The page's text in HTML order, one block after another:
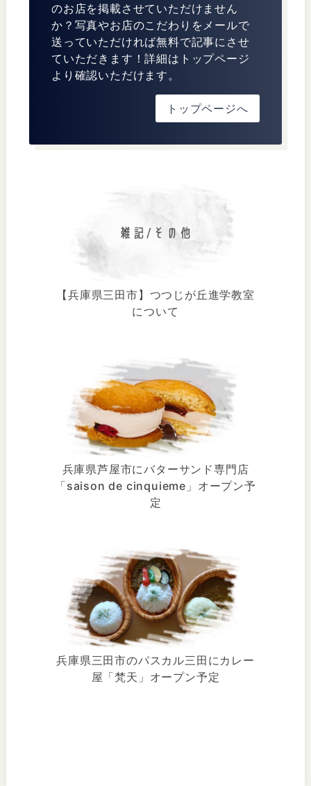
のお店を掲載させていただけません
か？写真やお店のこだわりをメールで
送っていただければ無料で記事にさせ
ていただきます！詳細はトップページ
より確認いただけます。
トップページへ
【兵庫県三田市】つつじが丘進学教室
について
兵庫県芦屋市にバターサンド専門店
「saison de cinquieme」オープン予
定
兵庫県三田市のパスカル三田にカレー
屋「梵天」オープン予定